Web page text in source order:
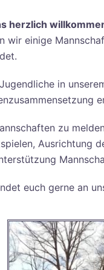
herzlich
wir einige
in
zu
Ausrichtung
euch gerne an